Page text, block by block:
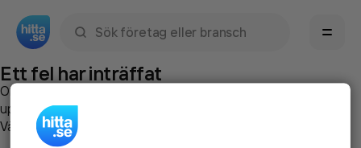
Ett fel har inträffat
Om du vill kan du
uppstod så att vi lättare och snabbare kan avhjälpa det.
Vänligen försök med följande: